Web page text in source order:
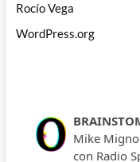
Rocío Vega
WordPress.org